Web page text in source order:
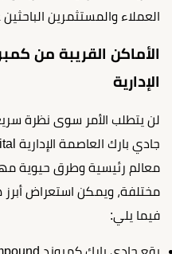
العملاء والمستثمرين الباحثين
الأماكن القريبة من
الإدارية
لن يتطلب الأمر سوى نظرة
معالم رئيسية وطرق حيوية
مختلفة، ويمكن استعراض أبرز
فيما يلي: